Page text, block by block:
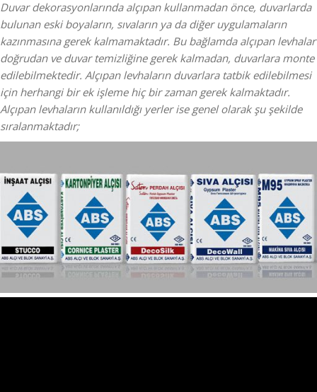
Duvar dekorasyonlarında alçıpan kullanmadan önce, duvarlarda
bulunan eski boyaların, sıvaların ya da diğer uygulamaların
kazınmasına gerek kalmamaktadır. Bu bağlamda alçıpan levhalar
doğrudan ve duvar temizliğine gerek kalmadan, duvarlara monte
edilebilmektedir. Alçıpan levhaların duvarlara tatbik edilebilmesi
için herhangi bir ek işleme hiç bir zaman gerek kalmaktadır.
Alçıpan levhaların kullanıldığı yerler ise genel olarak şu şekilde
sıralanmaktadır;